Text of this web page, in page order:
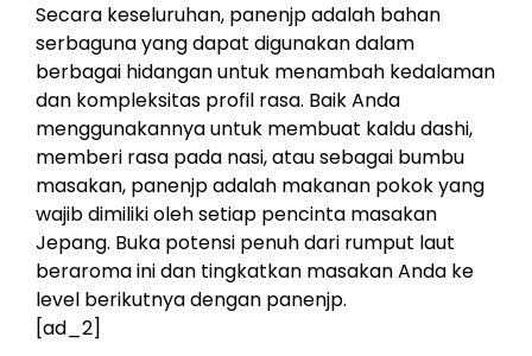
Secara keseluruhan, panenjp adalah bahan
serbaguna yang dapat digunakan dalam
berbagai hidangan untuk menambah kedalaman
dan kompleksitas profil rasa. Baik Anda
menggunakannya untuk membuat kaldu dashi,
memberi rasa pada nasi, atau sebagai bumbu
masakan, panenjp adalah makanan pokok yang
wajib dimiliki oleh setiap pencinta masakan
Jepang. Buka potensi penuh dari rumput laut
beraroma ini dan tingkatkan masakan Anda ke
level berikutnya dengan panenjp.
[ad_2]